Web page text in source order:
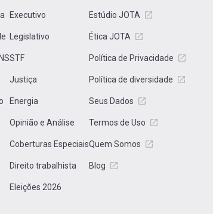
Executivo
Legislativo
STF
Justiça
Energia
Opinião e Análise
Coberturas Especiais
Direito trabalhista
Eleições 2026
Estúdio JOTA
Ética JOTA
Política de Privacidade
Política de diversidade
Seus Dados
Termos de Uso
Quem Somos
Blog